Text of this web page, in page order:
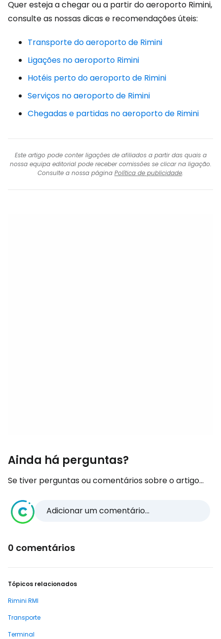
Quer esteja a chegar ou a partir do aeroporto Rimini,
consulte as nossas dicas e recomendações úteis:
Transporte do aeroporto de Rimini
Ligações no aeroporto Rimini
Hotéis perto do aeroporto de Rimini
Serviços no aeroporto de Rimini
Chegadas e partidas no aeroporto de Rimini
Este artigo pode conter ligações de afiliados a partir das quais a
nossa equipa editorial pode receber comissões se clicar na ligação.
Consulte a nossa página Política de publicidade.
Ainda há perguntas?
Se tiver perguntas ou comentários sobre o artigo...
Adicionar um comentário...
0 comentários
Tópicos relacionados
Rimini RMI
Transporte
Terminal